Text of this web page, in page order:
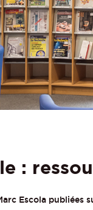
:
Escola publiées